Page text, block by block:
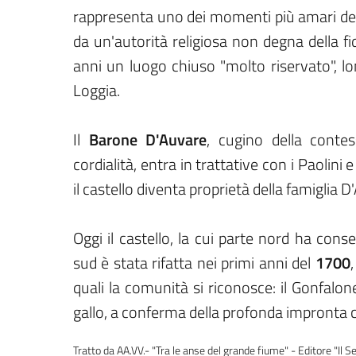
rappresenta uno dei momenti più amari
da un'autorità religiosa non degna della
anni un luogo chiuso "molto riservato",
Loggia.
Il Barone D'Auvare, cugino della
cordialità, entra in trattative con i Paolini
il castello diventa proprietà della famiglia
Oggi il castello, la cui parte nord ha
sud è stata rifatta nei primi anni del 1700
quali la comunità si riconosce: il
gallo, a conferma della profonda impronta
Tratto da AA.VV.- "Tra le anse del grande fiume" - Editore "Il